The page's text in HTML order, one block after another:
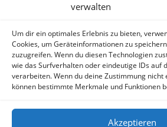
verwalten
Um dir ein optimales Erlebnis zu bieten,
Cookies, um Geräteinformationen zu
zuzugreifen. Wenn du diesen Technologien
wie das Surfverhalten oder eindeutige IDs auf
verarbeiten. Wenn du deine Zustimmung
können bestimmte Merkmale und Funktionen
Akzeptieren
Vorname*